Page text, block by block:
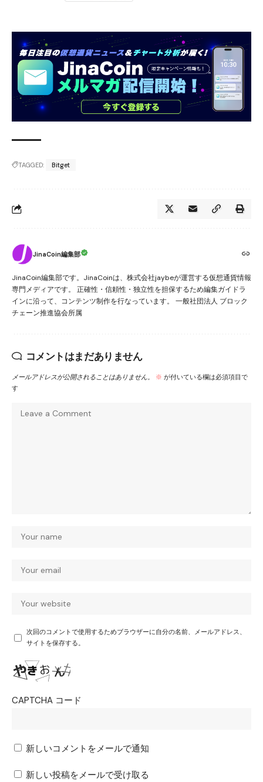
TAGGED: Bitget
JinaCoin編集部
JinaCoin編集部です。JinaCoinは、株式会社jaybeが運営する仮想通貨情報
専門メディアです。 正確性・信頼性・独立性を担保するため編集ガイドラ
インに沿って、コンテンツ制作を行なっています。 一般社団法人 ブロック
チェーン推進協会所属
コメントはまだありません
メールアドレスが公開されることはありません。 ※ が付いている欄は必須項目で
す
次回のコメントで使用するためブラウザーに自分の名前、メールアドレス、
サイトを保存する。
CAPTCHA コード
新しいコメントをメールで通知
新しい投稿をメールで受け取る